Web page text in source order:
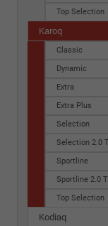
Top Selection
Karoq
Classic
Dynamic
Extra
Extra Plus
Selection
Selection 2.0
Sportline
Sportline 2.0
Top Selection
Kodiaq